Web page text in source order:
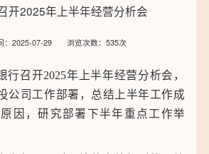
（600756） 15.56 -0.29↓ -1.83%↓
002339） 7.22 -0.08↓ -1.10%↓
开2025年上半年经营分析会
：2025-07-29 浏览次数：535次
行召开2025年上半年经营分析会，
公司工作部署，总结上半年工作成
因，研究部署下半年重点工作举